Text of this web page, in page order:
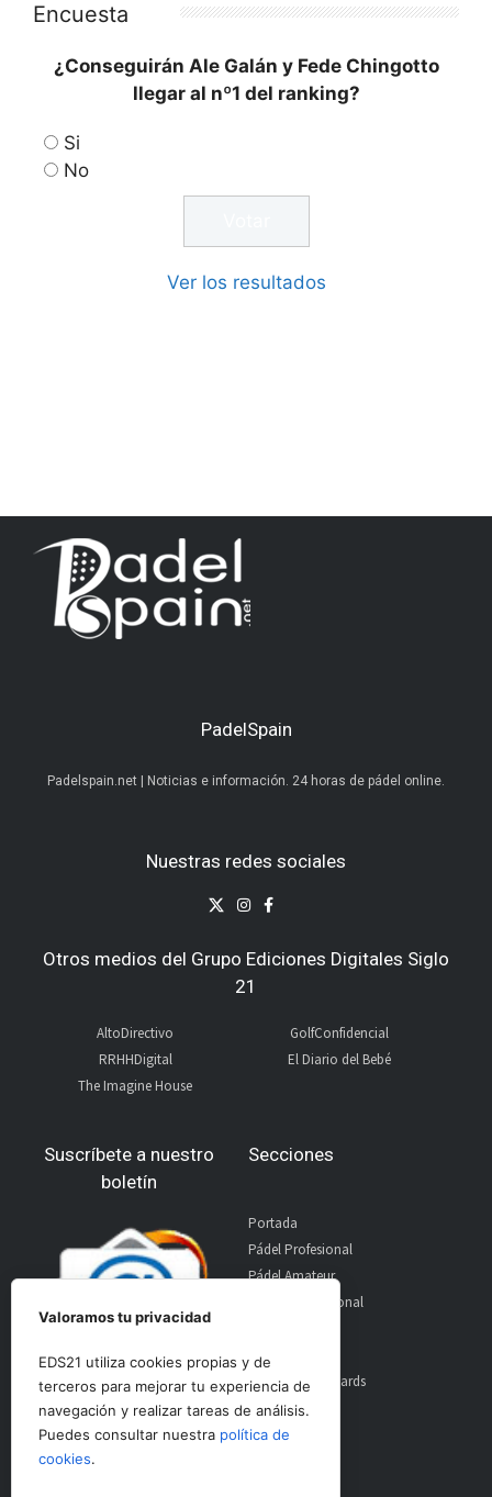
Encuesta
¿Conseguirán Ale Galán y Fede Chingotto
llegar al nº1 del ranking?
Si
No
Ver los resultados
PadelSpain
Padelspain.net | Noticias e información. 24 horas de pádel online.
Nuestras redes sociales
Otros medios del Grupo Ediciones Digitales Siglo
21
AltoDirectivo
RRHHDigital
The Imagine House
GolfConfidencial
El Diario del Bebé
Suscríbete a nuestro
boletín
Secciones
Portada
Pádel Profesional
Pádel Amateur
Pádel Internacional
Material
World Padel Awards
Contacto
Publicidad
Valoramos tu privacidad
EDS21 utiliza cookies propias y de
terceros para mejorar tu experiencia de
navegación y realizar tareas de análisis.
Puedes consultar nuestra política de
cookies.